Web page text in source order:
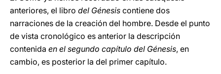
anteriores, el libro del Génesis contiene dos
narraciones de la creación del hombre. Desde el punto
de vista cronológico es anterior la descripción
contenida en el segundo capítulo del Génesis, en
cambio, es posterior la del primer capítulo.